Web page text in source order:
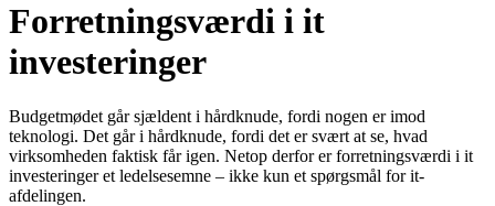
Forretningsværdi i it
investeringer
Budgetmødet går sjældent i hårdknude, fordi nogen er imod
teknologi. Det går i hårdknude, fordi det er svært at se, hvad
virksomheden faktisk får igen. Netop derfor er forretningsværdi i it
investeringer et ledelsesemne – ikke kun et spørgsmål for it-
afdelingen.